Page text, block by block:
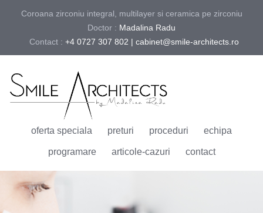
Coroana zirconiu integral, multilayer si ceramica pe zirconiu
Doctor : Madalina Radu
Contact : +4 0727 307 802 | cabinet@smile-architects.ro
oferta speciala preturi proceduri echipa
programare articole-cazuri contact